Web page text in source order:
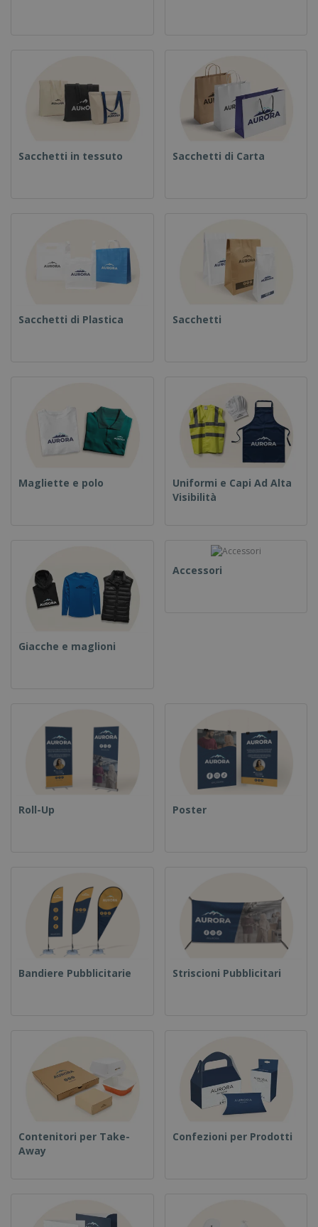
Sacchetti in tessuto Sacchetti di Carta
Sacchetti di Plastica Sacchetti
Magliette e polo
Uniformi e Capi Ad Alta
Visibilità
Giacche e maglioni
Accessori
Roll-Up Poster
Bandiere Pubblicitarie Striscioni Pubblicitari
Contenitori per Take-
Away
Confezioni per Prodotti